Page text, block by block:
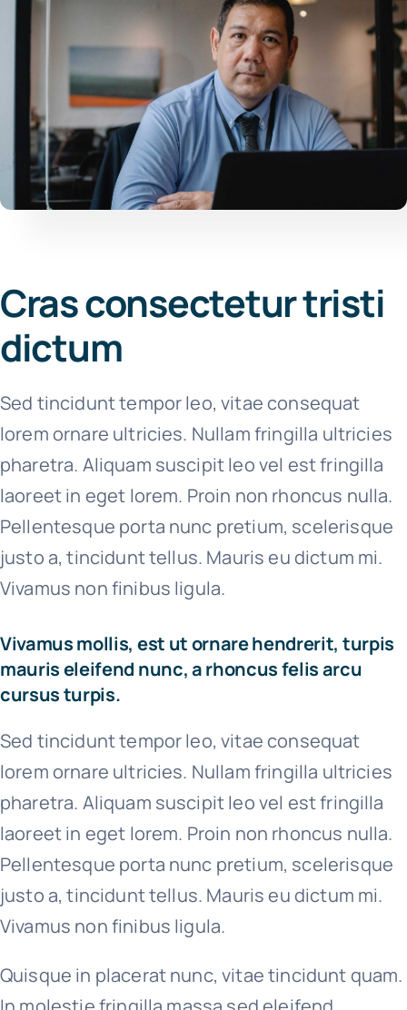
Cras consectetur tristi
dictum
Sed tincidunt tempor leo, vitae consequat
lorem ornare ultricies. Nullam fringilla ultricies
pharetra. Aliquam suscipit leo vel est fringilla
laoreet in eget lorem. Proin non rhoncus nulla.
Pellentesque porta nunc pretium, scelerisque
justo a, tincidunt tellus. Mauris eu dictum mi.
Vivamus non finibus ligula.
Vivamus mollis, est ut ornare hendrerit, turpis
mauris eleifend nunc, a rhoncus felis arcu
cursus turpis.
Sed tincidunt tempor leo, vitae consequat
lorem ornare ultricies. Nullam fringilla ultricies
pharetra. Aliquam suscipit leo vel est fringilla
laoreet in eget lorem. Proin non rhoncus nulla.
Pellentesque porta nunc pretium, scelerisque
justo a, tincidunt tellus. Mauris eu dictum mi.
Vivamus non finibus ligula.
Quisque in placerat nunc, vitae tincidunt quam.